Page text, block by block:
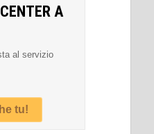
A
al servizio
tu!